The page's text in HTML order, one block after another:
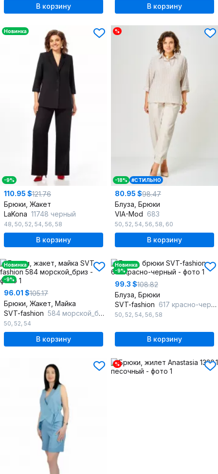
В корзину В корзину
Новинка
-9%
110.95 $121.76
Брюки, Жакет
LaKona 11748 черный
48, 50, 52, 54, 56, 58
В корзину
%
-18% #СТИЛЬНО
80.95 $98.47
Блуза, Брюки
VIA-Mod 683
50, 52, 54, 56, 58, 60
В корзину
Новинка
-9%
96.01 $105.17
Брюки, Жакет, Майка
SVT-fashion 584 морской_бриз
50, 52, 54
В корзину
Новинка
-9%
99.3 $108.82
Блуза, Брюки
SVT-fashion 617 красно-черный
50, 52, 54, 56, 58
В корзину
%